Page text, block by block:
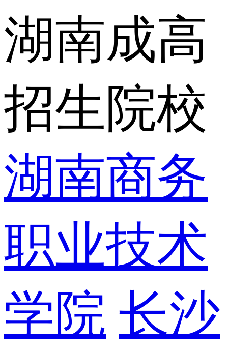
湖南成高
招生院校
湖南商务
职业技术
学院 长沙